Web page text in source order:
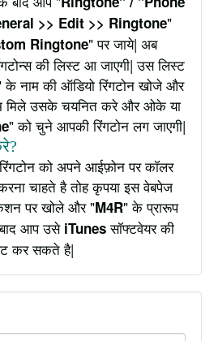
>> Edit >> Ringtone"
Ringtone" पर जाये| अब
की लिस्ट आ जाएगी| उस लिस्ट
के नाम की ऑडियो रिंगटोन खोजे और
मिले उसके चयनित करे और ओके या
" को चुने आपकी रिंगटोन लग जाएगी|
को अपने आईफ़ोन पर कॉलर
चाहते है तोह कृपया इस वेबपेज
पर खोले और "M4R" के प्रारूप
आप उसे iTunesसॉफ्टवेयर की
कर सकते है|